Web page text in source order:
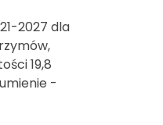
2027 dla
19,8
-